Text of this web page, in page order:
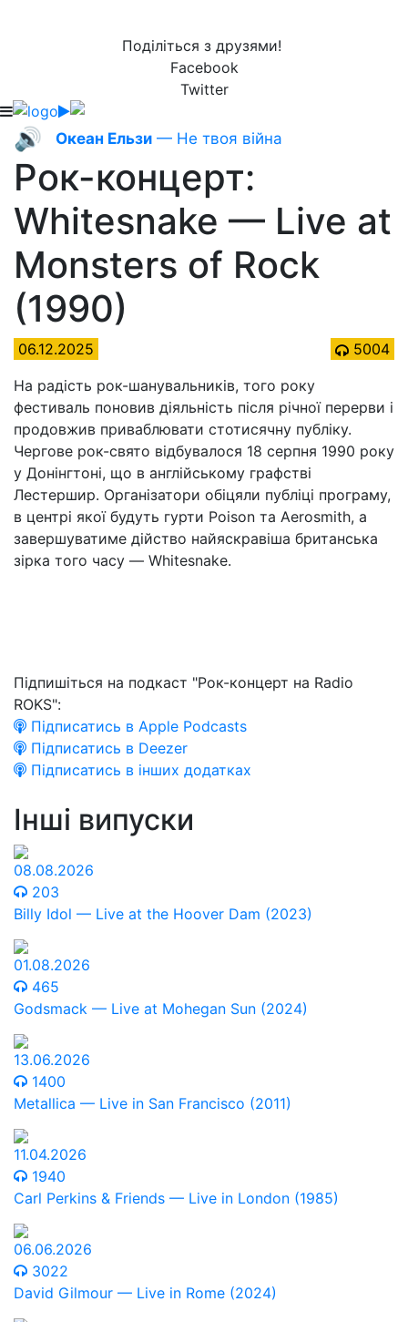
Поділіться з друзями!
Facebook
Twitter
🔊 Океан Ельзи — Не твоя війна
Рок-концерт:
Whitesnake — Live at
Monsters of Rock
(1990)
06.12.2025
5004
На радість рок-шанувальників, того року
фестиваль поновив діяльність після річної перерви і
продовжив приваблювати стотисячну публіку.
Чергове рок-свято відбувалося 18 серпня 1990 року
у Донінгтоні, що в англійському графстві
Лестершир. Організатори обіцяли публіці програму,
в центрі якої будуть гурти Poison та Aerosmith, а
завершуватиме дійство найяскравіша британська
зірка того часу — Whitesnake.
Підпишіться на подкаст "Рок-концерт на Radio
ROKS":
Підписатись в Apple Podcasts
Підписатись в Deezer
Підписатись в інших додатках
Інші випуски
08.08.2026
203
Billy Idol — Live at the Hoover Dam (2023)
01.08.2026
465
Godsmack — Live at Mohegan Sun (2024)
13.06.2026
1400
Metallica — Live in San Francisco (2011)
11.04.2026
1940
Carl Perkins & Friends — Live in London (1985)
06.06.2026
3022
David Gilmour — Live in Rome (2024)